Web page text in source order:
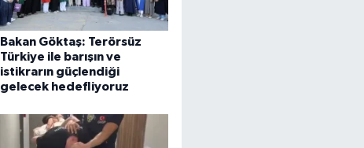
Bakan Göktaş: Terörsüz
Türkiye ile barışın ve
istikrarın güçlendiği
gelecek hedefliyoruz